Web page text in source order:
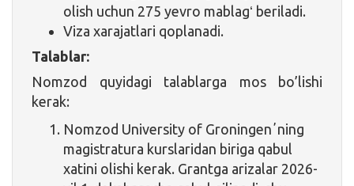
olish uchun 275 yevro mablagʻ beriladi.
Viza xarajatlari qoplanadi.
Talablar:
Nomzod quyidagi talablarga mos bo’lishi
kerak:
Nomzod University of Groningenʼning
magistratura kurslaridan biriga qabul
xatini olishi kerak. Grantga arizalar 2026-